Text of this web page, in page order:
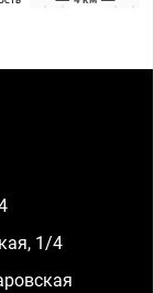
1/4